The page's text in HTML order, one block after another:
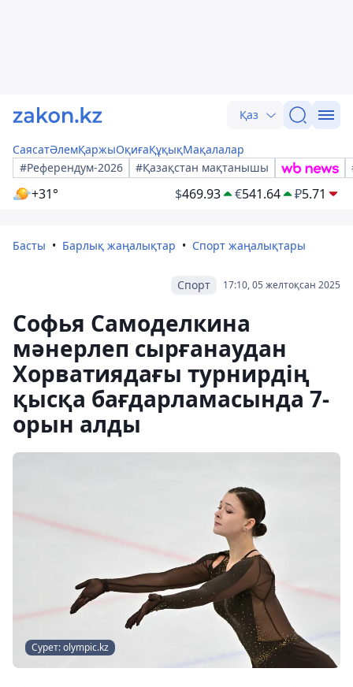
Қаз
СаясатӘлемҚаржыОқиғаҚұқықМақалалар
#Референдум-2026
#Қазақстан мақтанышы
+31° $469.93 €541.64 ₽5.71
Басты Барлық жаңалықтар Спорт жаңалықтары
17:10, 05 желтоқсан 2025
Спорт
Софья Самоделкина
мәнерлеп сырғанаудан
Хорватиядағы турнирдің
қысқа бағдарламасында 7-
орын алды
Сурет: olympic.kz